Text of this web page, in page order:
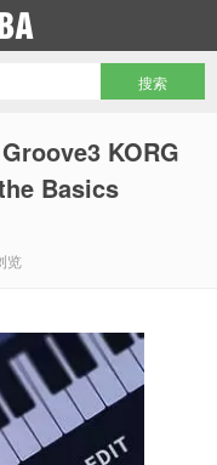
KORG
Basics
览